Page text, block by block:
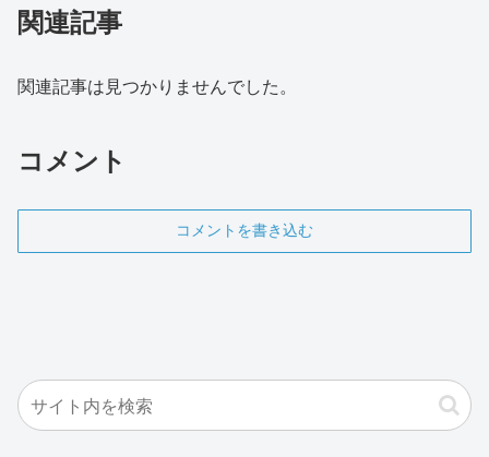
関連記事
関連記事は見つかりませんでした。
コメント
コメントを書き込む